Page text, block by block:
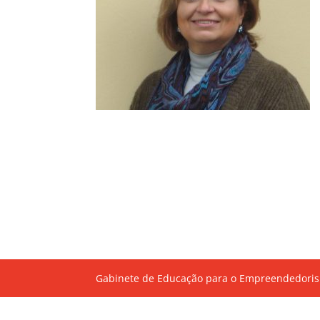
Gabinete de Educação para o